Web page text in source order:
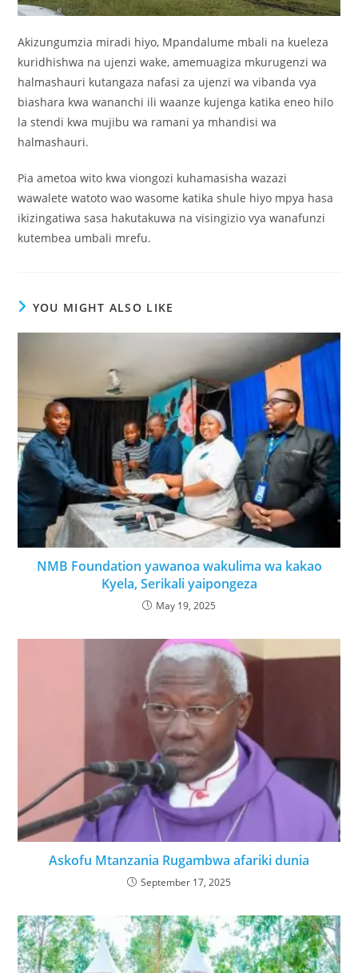
Akizungumzia miradi hiyo, Mpandalume mbali na kueleza
kuridhishwa na ujenzi wake, amemuagiza mkurugenzi wa
halmashauri kutangaza nafasi za ujenzi wa vibanda vya
biashara kwa wananchi ili waanze kujenga katika eneo hilo
la stendi kwa mujibu wa ramani ya mhandisi wa
halmashauri.
Pia ametoa wito kwa viongozi kuhamasisha wazazi
wawalete watoto wao wasome katika shule hiyo mpya hasa
ikizingatiwa sasa hakutakuwa na visingizio vya wanafunzi
kutembea umbali mrefu.
YOU MIGHT ALSO LIKE
NMB Foundation yawanoa wakulima wa kakao
Kyela, Serikali yaipongeza
May 19, 2025
Askofu Mtanzania Rugambwa afariki dunia
September 17, 2025